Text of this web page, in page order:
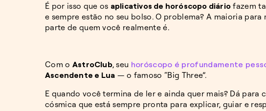
É por isso que os aplicativos de horóscopo diáriofazem
e sempre estão no seu bolso. O problema? A maioria para
parte de quem você realmente é.
Com o AstroClub, seu horóscopo é profundamente
Ascendente e Lua — o famoso “Big Three”.
E quando você termina de ler e ainda quer mais? Dá para
cósmica que está sempre pronta para explicar, guiar e